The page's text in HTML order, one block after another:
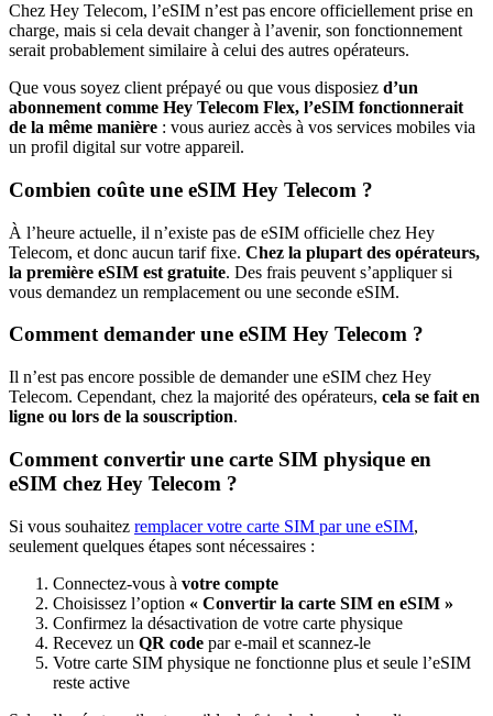
Chez Hey Telecom, l’eSIM n’est pas encore officiellement prise en
charge, mais si cela devait changer à l’avenir, son fonctionnement
serait probablement similaire à celui des autres opérateurs.
Que vous soyez client prépayé ou que vous disposiez d’un
abonnement comme Hey Telecom Flex, l’eSIM fonctionnerait
de la même manière : vous auriez accès à vos services mobiles via
un profil digital sur votre appareil.
Combien coûte une eSIM Hey Telecom ?
À l’heure actuelle, il n’existe pas de eSIM officielle chez Hey
Telecom, et donc aucun tarif fixe. Chez la plupart des opérateurs,
la première eSIM est gratuite. Des frais peuvent s’appliquer si
vous demandez un remplacement ou une seconde eSIM.
Comment demander une eSIM Hey Telecom ?
Il n’est pas encore possible de demander une eSIM chez Hey
Telecom. Cependant, chez la majorité des opérateurs, cela se fait en
ligne ou lors de la souscription.
Comment convertir une carte SIM physique en
eSIM chez Hey Telecom ?
Si vous souhaitez remplacer votre carte SIM par une eSIM,
seulement quelques étapes sont nécessaires :
Connectez-vous à votre compte
Choisissez l’option « Convertir la carte SIM en eSIM »
Confirmez la désactivation de votre carte physique
Recevez un QR code par e-mail et scannez-le
Votre carte SIM physique ne fonctionne plus et seule l’eSIM
reste active